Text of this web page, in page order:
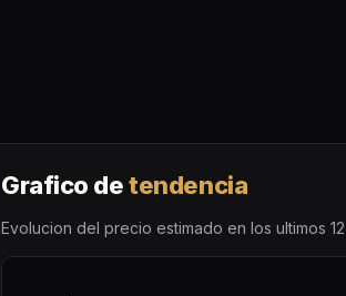
Grafico detendencia
Evolucion del precio estimado en los ultimos